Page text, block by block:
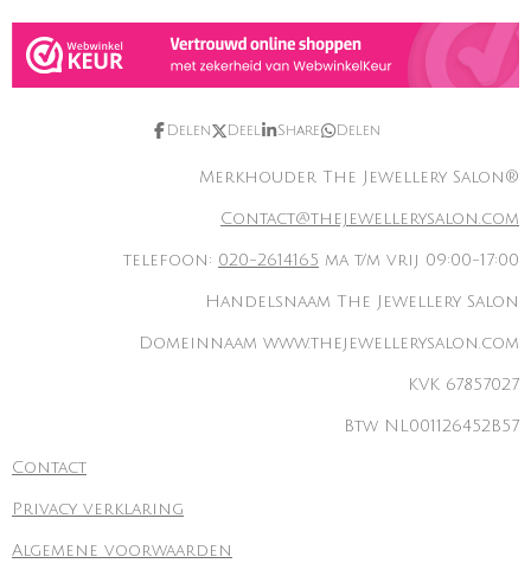
Delen Deel Share Delen
Merkhouder The Jewellery Salon®
Contact@thejewellerysalon.com
telefoon: 020-2614165 ma t/m vrij 09:00-17:00
Handelsnaam The Jewellery Salon
Domeinnaam www.thejewellerysalon.com
KVK 67857027
Btw NL001126452B57
Contact
Privacy verklaring
Algemene voorwaarden